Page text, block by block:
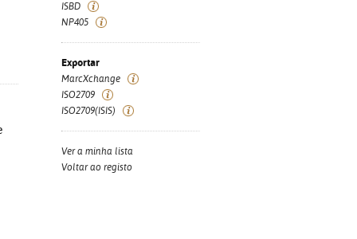
ISBD
NP405
Exportar
MarcXchange
ISO2709
ISO2709(ISIS)
Ver a minha lista
Voltar ao registo